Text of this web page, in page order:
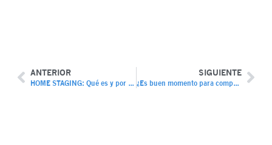
ANTERIOR
HOME STAGING: Qué es y por qué puede aumentar el valor de tu vivienda
SIGUIENTE
¿Es buen momento para comprar vivienda en España en 2025?